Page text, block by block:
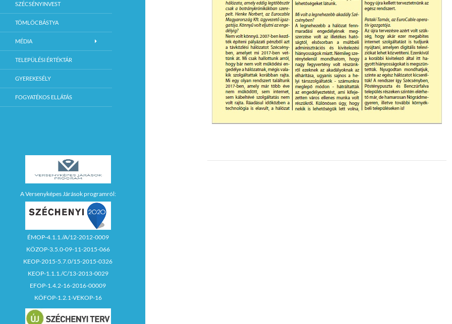
SZÉCSÉNYINVEST
TÖMLÖCBÁSTYA
MÉDIA
TELEPÜLÉSI ÉRTÉKTÁR
GYEREKESÉLY
FOGYATÉKOS ELLÁTÁS
A Versenyképes Járások programról:
ÉMOP-4.1.1./A/12-2012-0009
KÖZOP-3.5.0-09-11-2015-066
KEOP-2015-5.7.0/15-2015-0326
KEOP-1.1.1./C/13-2013-0029
EFOP-1.4.2-16-2016-00009
KÖFOP-1.2.1-VEKOP-16